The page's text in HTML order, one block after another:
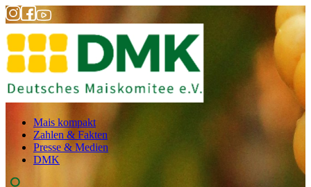
Mais kompakt
Zahlen & Fakten
Presse & Medien
DMK